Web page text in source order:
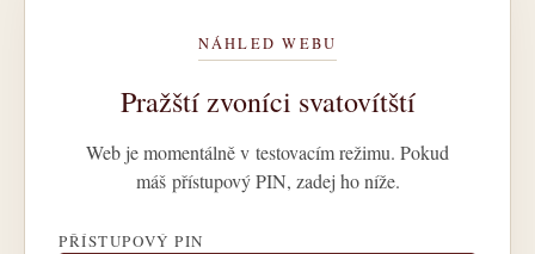
NÁHLED WEBU
Pražští zvoníci svatovítští
Web je momentálně v testovacím režimu. Pokud
máš přístupový PIN, zadej ho níže.
PŘÍSTUPOVÝ PIN